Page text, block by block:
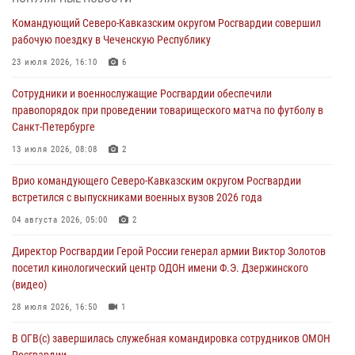
Росгвардии (видео)
07 августа 2026, 12:20
ветераны военной контрразведки почтили память Николая
Кузнецова
07 августа 2026, 12:00
выпуска «Легенды армии с Александром Маршалом»
07 августа 2026, 12:00
Смольного собора в Санкт-Петербурге (видео)
3 1
Командующий Северо-Кавказским округом Росгвардии совершил
рабочую поездку в Чеченскую Республику
23 июля 2026, 16:10 6
Сотрудники и военнослужащие Росгвардии обеспечили
правопорядок при проведении товарищеского матча по футболу в
Санкт-Петербурге
13 июля 2026, 08:08 2
Врио командующего Северо-Кавказским округом Росгвардии
встретился с выпускниками военных вузов 2026 года
04 августа 2026, 05:00 2
Директор Росгвардии Герой России генерал армии Виктор Золотов
посетил кинологический центр ОДОН имени Ф.Э. Дзержинского
(видео)
28 июля 2026, 16:50 1
В ОГВ(с) завершилась служебная командировка сотрудников ОМОН